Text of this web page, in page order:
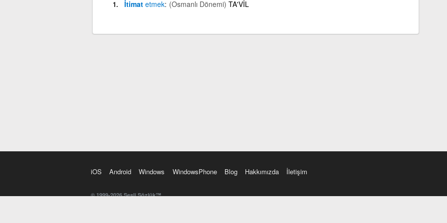
İtimat etmek (Osmanlı Dönemi) TA'VİL
iOS Android Windows WindowsPhone Blog Hakkımızda İletişim
© 1999-2026 Sesli Sözlük™